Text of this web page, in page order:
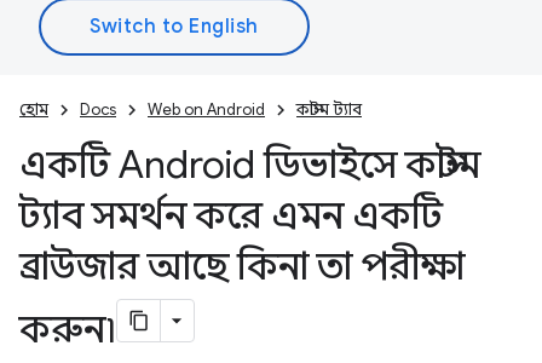
হোম Docs Web on Android কাস্টম ট্যাব
একটি Android ডিভাইসে কাস্টম
ট্যাব সমর্থন করে এমন একটি
ব্রাউজার আছে কিনা তা পরীক্ষা
করুন৷